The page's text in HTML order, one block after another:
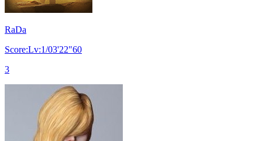
RaDa
Score:Lv:1/03'22"60
3